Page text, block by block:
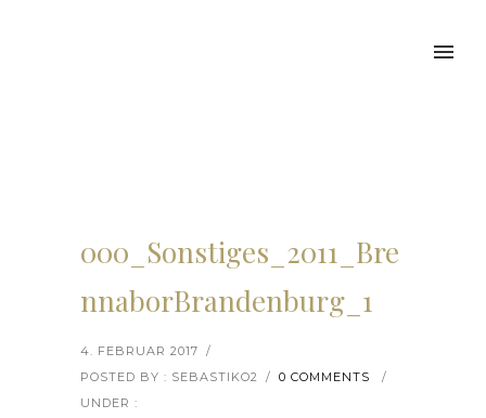
000_Sonstiges_2011_Bre
nnaborBrandenburg_1
4. FEBRUAR 2017 /
POSTED BY : SEBASTIKO2 / 0 COMMENTS
/
UNDER :